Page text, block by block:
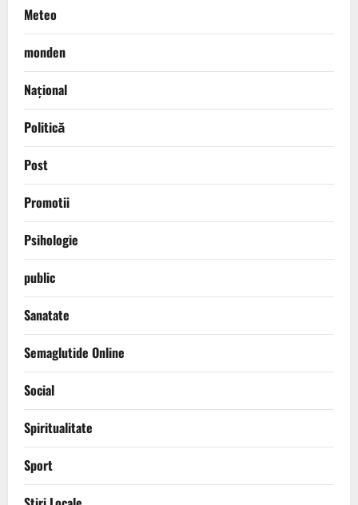
Meteo
monden
Național
Politică
Post
Promotii
Psihologie
public
Sanatate
Semaglutide Online
Social
Spiritualitate
Sport